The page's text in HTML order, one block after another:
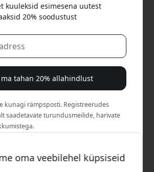
oma veebilehel küpsiseid
kuuleksid esimesena uutest
20% soodustust
ma tahan 20% allahindlust
kunagi rämpsposti. Registreerudes
saadetavate turundusmeilide, harivate
koodi kassas, et saada 20%
allahindlust.